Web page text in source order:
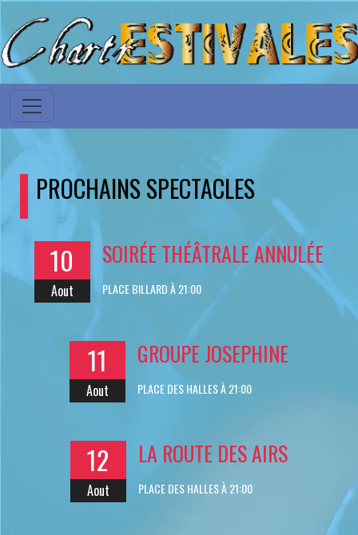
PROCHAINS SPECTACLES
10
Aout
SOIRÉE THÉÂTRALE ANNULÉE
PLACE BILLARD À 21:00
11
Aout
GROUPE JOSEPHINE
PLACE DES HALLES À 21:00
12
Aout
LA ROUTE DES AIRS
PLACE DES HALLES À 21:00